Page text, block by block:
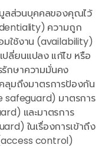
ลส่วนบุคคลของคุณไว้
ความถูก
ใช้งาน (availability)
ลี่ยนแปลง แก้ไข หรือ
รักษาความมั่นคง
มถึงมาตรการป้องกัน
safeguard) มาตรการ
และมาตรการ
ในเรื่องการเข้าถึง
control)